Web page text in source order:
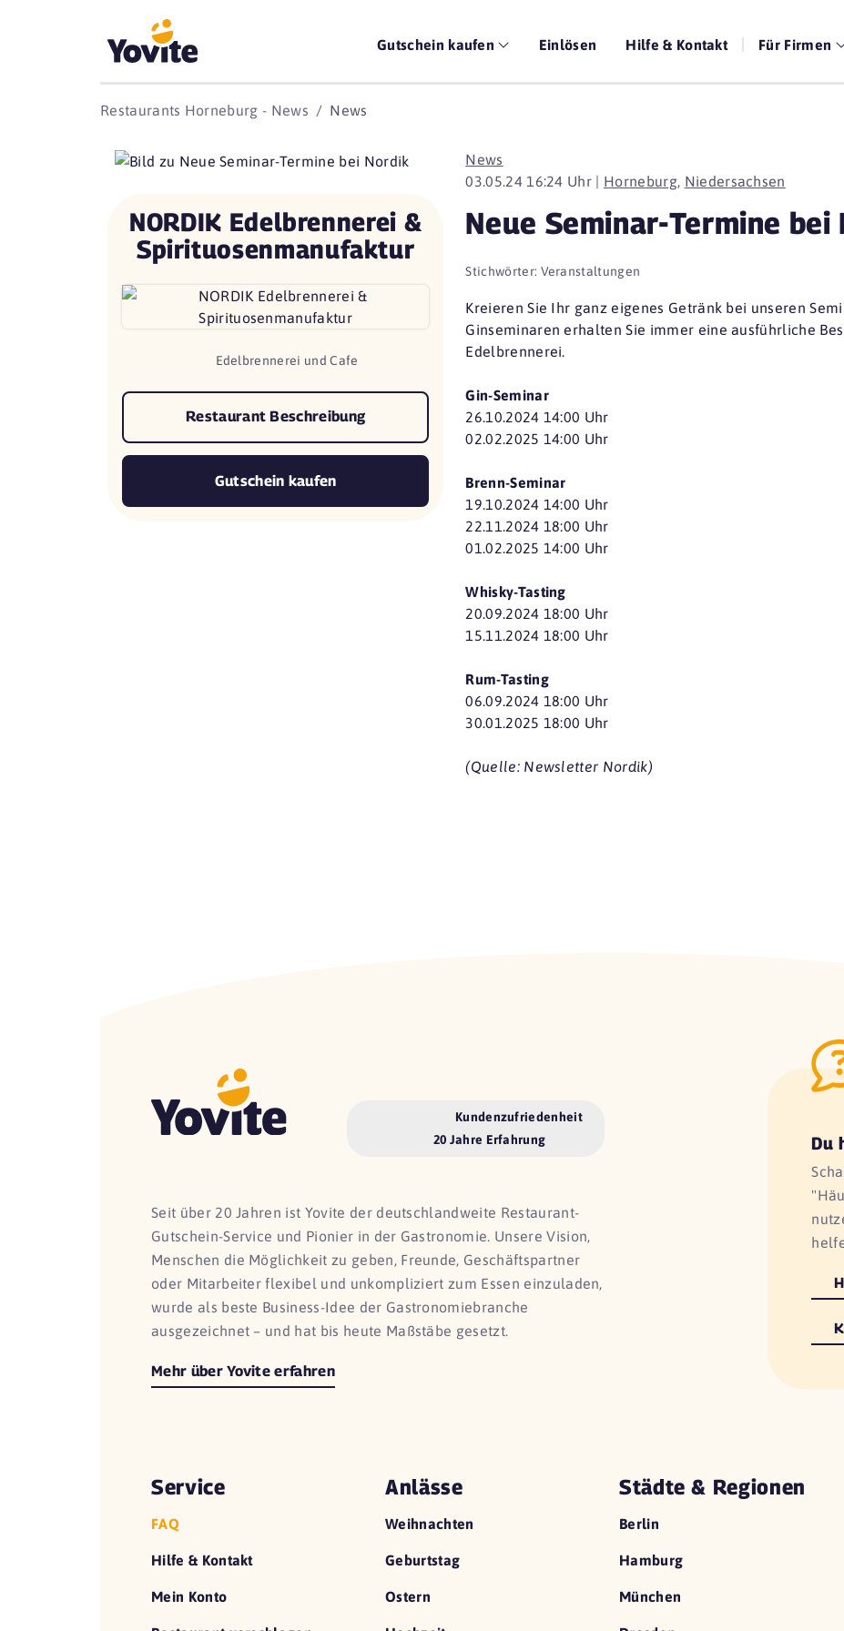
Gutschein kaufen Einlösen Hilfe & Kontakt Für Firmen
Restaurants Horneburg - News News
News
03.05.24 16:24 Uhr | Horneburg, Niedersachsen
Neue Seminar-Termine bei
Stichwörter: Veranstaltungen
Kreieren Sie Ihr ganz eigenes Getränk bei unseren
Ginseminaren erhalten Sie immer eine ausführliche
Edelbrennerei.
Gin-Seminar
26.10.2024 14:00 Uhr
02.02.2025 14:00 Uhr
Brenn-Seminar
19.10.2024 14:00 Uhr
22.11.2024 18:00 Uhr
01.02.2025 14:00 Uhr
Whisky-Tasting
20.09.2024 18:00 Uhr
15.11.2024 18:00 Uhr
Rum-Tasting
06.09.2024 18:00 Uhr
30.01.2025 18:00 Uhr
(Quelle: Newsletter Nordik)
NORDIK Edelbrennerei &
Spirituosenmanufaktur
Edelbrennerei und Cafe
Restaurant Beschreibung
Gutschein kaufen
Kundenzufriedenheit
20 Jahre Erfahrung
Seit über 20 Jahren ist Yovite der deutschlandweite Restaurant-
Gutschein-Service und Pionier in der Gastronomie. Unsere Vision,
Menschen die Möglichkeit zu geben, Freunde, Geschäftspartner
oder Mitarbeiter flexibel und unkompliziert zum Essen einzuladen,
wurde als beste Business-Idee der Gastronomiebranche
ausgezeichnet – und hat bis heute Maßstäbe gesetzt.
Mehr über Yovite erfahren
Du
Service
FAQ
Hilfe & Kontakt
Mein Konto
Anlässe
Weihnachten
Geburtstag
Ostern
Städte & Regionen
Berlin
Hamburg
München